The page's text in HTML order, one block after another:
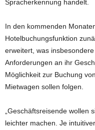
Spracherkennung handelt.
In den kommenden
Hotelbuchungsfunktion
erweitert, was
Anforderungen an ihr
Möglichkeit zur Buchung
Mietwagen sollen folgen.
„Geschäftsreisende wollen
leichter machen. Je